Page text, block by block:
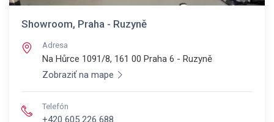
Showroom, Praha - Ruzyně
Adresa
Na Hůrce 1091/8, 161 00 Praha 6 - Ruzyně
Zobraziť na mape
Telefón
+420 605 226 688